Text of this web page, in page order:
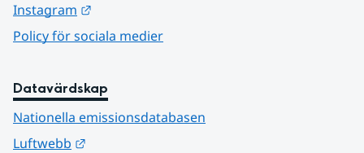
Instagram
Policy för sociala medier
Datavärdskap
Nationella emissionsdatabasen
Luftwebb